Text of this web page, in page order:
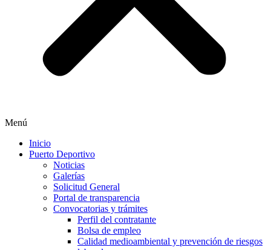
Menú
Inicio
Puerto Deportivo
Noticias
Galerías
Solicitud General
Portal de transparencia
Convocatorias y trámites
Perfil del contratante
Bolsa de empleo
Calidad medioambiental y prevención de riesgos